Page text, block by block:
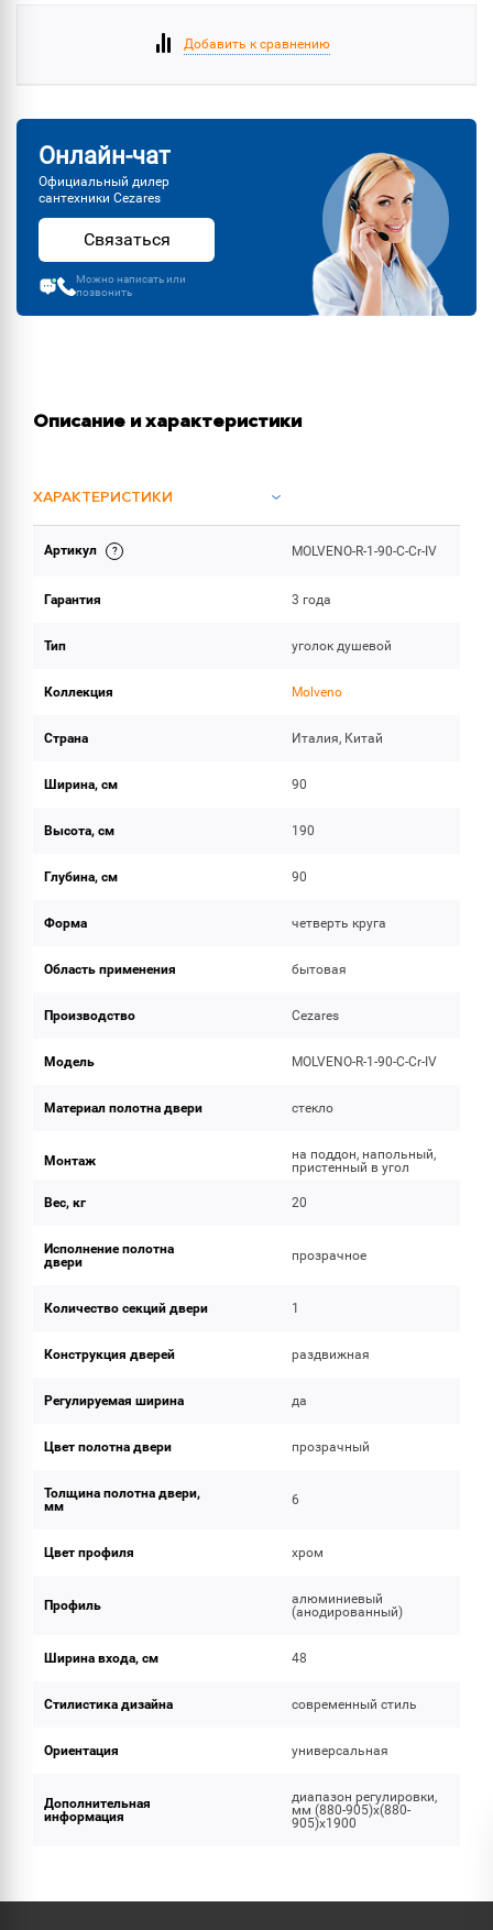
Добавить к сравнению
Онлайн-чат
Официальный дилер
сантехники Cezares
Связаться
Можно написать или
позвонить
Описание и характеристики
ХАРАКТЕРИСТИКИ
ОБЪЕМ ПОСТАВКИ
Артикул MOLVENO-R-1-90-C-Cr-IV
Гарантия 3 года
Тип уголок душевой
Коллекция Molveno
Страна Италия, Китай
Ширина, см 90
Высота, см 190
Глубина, см 90
Форма четверть круга
Область применения бытовая
Производство Cezares
Модель MOLVENO-R-1-90-C-Cr-IV
Материал полотна двери стекло
Монтаж
на поддон, напольный,
пристенный в угол
Вес, кг 20
Исполнение полотна
двери
прозрачное
Количество секций двери 1
Конструкция дверей раздвижная
Регулируемая ширина да
Цвет полотна двери прозрачный
Толщина полотна двери,
мм
6
Цвет профиля хром
Профиль
алюминиевый
(анодированный)
Ширина входа, см 48
Стилистика дизайна современный стиль
Ориентация универсальная
Дополнительная
информация
диапазон регулировки,
мм (880-905)x(880-
905)x1900